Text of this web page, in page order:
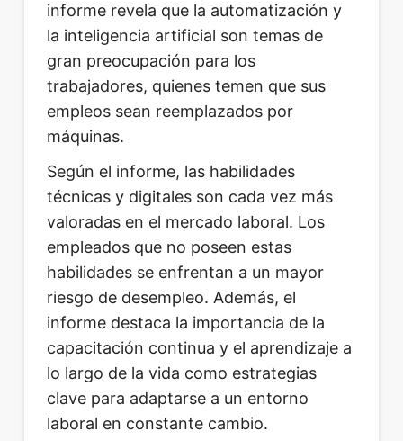
informe revela que la automatización y
la inteligencia artificial son temas de
gran preocupación para los
trabajadores, quienes temen que sus
empleos sean reemplazados por
máquinas.
Según el informe, las habilidades
técnicas y digitales son cada vez más
valoradas en el mercado laboral. Los
empleados que no poseen estas
habilidades se enfrentan a un mayor
riesgo de desempleo. Además, el
informe destaca la importancia de la
capacitación continua y el aprendizaje a
lo largo de la vida como estrategias
clave para adaptarse a un entorno
laboral en constante cambio.